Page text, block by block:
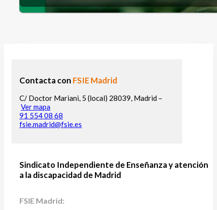
Contacta con FSIE Madrid
C/ Doctor Mariani, 5 (local) 28039, Madrid –
Ver mapa
91 554 08 68
fsie.madrid@fsie.es
Sindicato Independiente de Enseñanza y atención
a la discapacidad de Madrid
FSIE Madrid: